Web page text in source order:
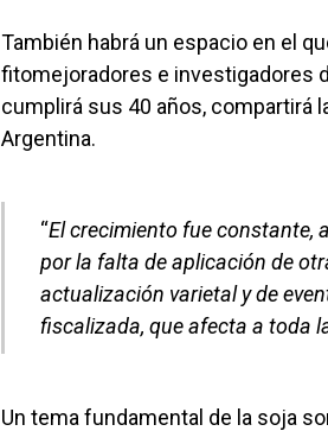
También habrá un espacio en el
fitomejoradores e investigadores
cumplirá sus 40 años, compartirá
Argentina.
“El crecimiento fue constante,
por la falta de aplicación de
actualización varietal y de
fiscalizada, que afecta a toda
Un tema fundamental de la soja